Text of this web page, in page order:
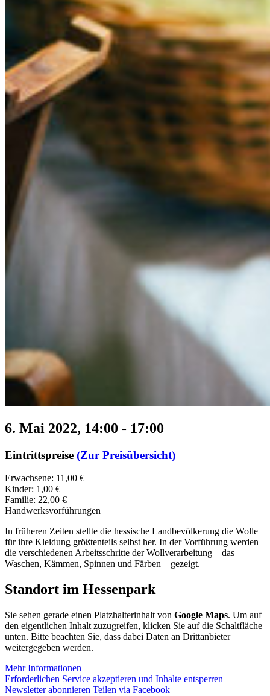
6. Mai 2022, 14:00 - 17:00
Eintrittspreise (Zur Preisübersicht)
Erwachsene: 11,00 €
Kinder: 1,00 €
Familie: 22,00 €
Handwerksvorführungen
In früheren Zeiten stellte die hessische Landbevölkerung die Wolle
für ihre Kleidung größtenteils selbst her. In der Vorführung werden
die verschiedenen Arbeitsschritte der Wollverarbeitung – das
Waschen, Kämmen, Spinnen und Färben – gezeigt.
Standort im Hessenpark
Sie sehen gerade einen Platzhalterinhalt von Google Maps. Um auf
den eigentlichen Inhalt zuzugreifen, klicken Sie auf die Schaltfläche
unten. Bitte beachten Sie, dass dabei Daten an Drittanbieter
weitergegeben werden.
Mehr Informationen
Erforderlichen Service akzeptieren und Inhalte entsperren
Newsletter abonnieren Teilen via Facebook